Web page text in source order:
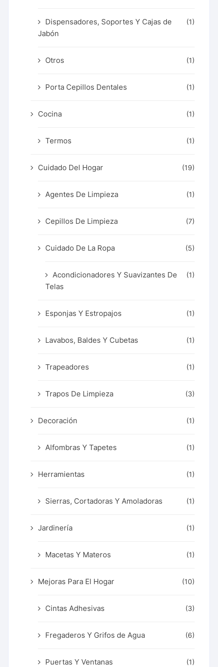
Dispensadores, Soportes Y Cajas de
Jabón
(1)
Otros (1)
Porta Cepillos Dentales (1)
Cocina (1)
Termos (1)
Cuidado Del Hogar (19)
Agentes De Limpieza (1)
Cepillos De Limpieza (7)
Cuidado De La Ropa (5)
Acondicionadores Y Suavizantes De
Telas
(1)
Esponjas Y Estropajos (1)
Lavabos, Baldes Y Cubetas (1)
Trapeadores (1)
Trapos De Limpieza (3)
Decoración (1)
Alfombras Y Tapetes (1)
Herramientas (1)
Sierras, Cortadoras Y Amoladoras (1)
Jardinería (1)
Macetas Y Materos (1)
Mejoras Para El Hogar (10)
Cintas Adhesivas (3)
Fregaderos Y Grifos de Agua (6)
Puertas Y Ventanas (1)